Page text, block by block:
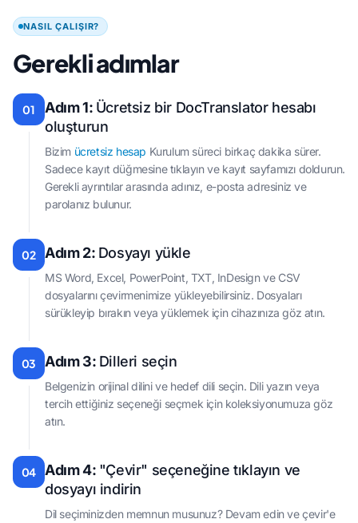
NASIL ÇALIŞIR?
Gerekli adımlar
01 Adım 1: Ücretsiz bir DocTranslator hesabı
oluşturun
Bizim ücretsiz hesap Kurulum süreci birkaç dakika sürer.
Sadece kayıt düğmesine tıklayın ve kayıt sayfamızı doldurun.
Gerekli ayrıntılar arasında adınız, e-posta adresiniz ve
parolanız bulunur.
02 Adım 2: Dosyayı yükle
MS Word, Excel, PowerPoint, TXT, InDesign ve CSV
dosyalarını çevirmenimize yükleyebilirsiniz. Dosyaları
sürükleyip bırakın veya yüklemek için cihazınıza göz atın.
03 Adım 3: Dilleri seçin
Belgenizin orijinal dilini ve hedef dili seçin. Dili yazın veya
tercih ettiğiniz seçeneği seçmek için koleksiyonumuza göz
atın.
04 Adım 4: "Çevir" seçeneğine tıklayın ve
dosyayı indirin
Dil seçiminizden memnun musunuz? Devam edin ve çevir'e